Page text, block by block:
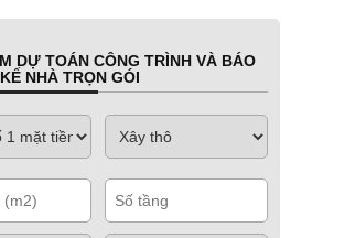
DỰ TOÁN CÔNG TRÌNH VÀ BÁO
NHÀ TRỌN GÓI